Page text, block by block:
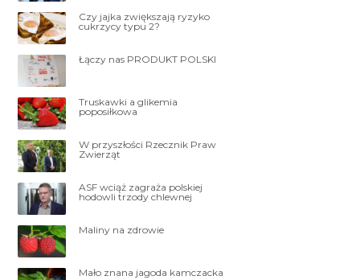
Czy jajka zwiększają ryzyko
cukrzycy typu 2?
Łączy nas PRODUKT POLSKI
Truskawki a glikemia
poposiłkowa
W przyszłości Rzecznik Praw
Zwierząt
ASF wciąż zagraża polskiej
hodowli trzody chlewnej
Maliny na zdrowie
Mało znana jagoda kamczacka